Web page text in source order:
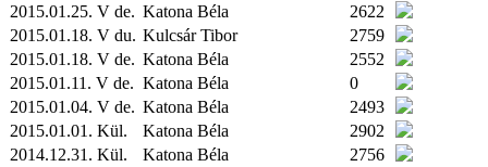
2015.01.25. V de. Katona Béla
2622
2015.01.18. V du. Kulcsár Tibor
2759
2015.01.18. V de. Katona Béla
2552
2015.01.11. V de. Katona Béla
0
2015.01.04. V de. Katona Béla
2493
2015.01.01. Kül. Katona Béla
2902
2014.12.31. Kül. Katona Béla
2756